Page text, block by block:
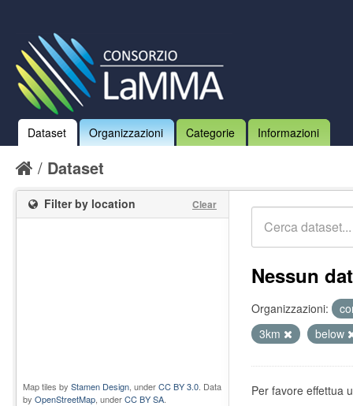
Dataset Organizzazioni Categorie Informazioni
Dataset
Nessun
Organizzazioni:
3km
below
Per favore effettua
Filter by location Clear
Map tiles by Stamen Design , underCC BY 3.0 . Data
by OpenStreetMap , underCC BY SA